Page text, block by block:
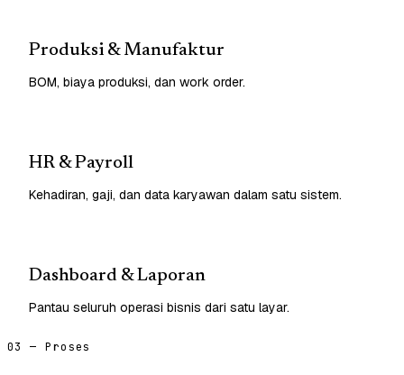
Produksi & Manufaktur
BOM, biaya produksi, dan work order.
HR & Payroll
Kehadiran, gaji, dan data karyawan dalam satu sistem.
Dashboard & Laporan
Pantau seluruh operasi bisnis dari satu layar.
03 — Proses